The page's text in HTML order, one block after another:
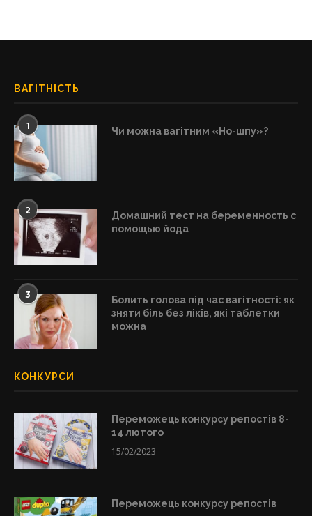
ВАГІТНІСТЬ
1 Чи можна вагітним «Но-шпу»?
2
Домашний тест на беременность с
помощью йода
3
Болить голова під час вагітності: як
зняти біль без ліків, які таблетки
можна
КОНКУРСИ
Переможець конкурсу репостів 8-
14 лютого
15/02/2023
Переможець конкурсу репостів